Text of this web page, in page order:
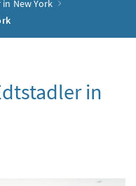
New York
in